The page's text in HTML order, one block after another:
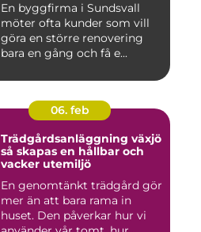
En byggfirma i Sundsvall
möter ofta kunder som vill
göra en större renovering
bara en gång och få e...
06. feb
Trädgårdsanläggning växjö
så skapas en hållbar och
vacker utemiljö
En genomtänkt trädgård gör
mer än att bara rama in
huset. Den påverkar hur vi